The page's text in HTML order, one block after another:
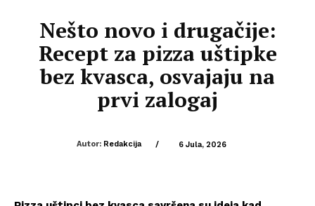
Nešto novo i drugačije:
Recept za pizza uštipke
bez kvasca, osvajaju na
prvi zalogaj
Autor: Redakcija / 6 Jula, 2026